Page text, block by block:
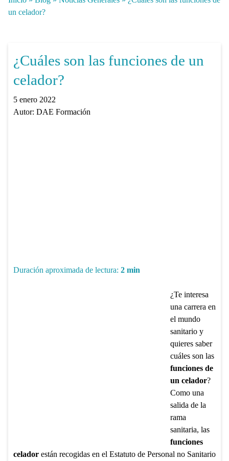
un celador?
¿Cuáles son las funciones de un
celador?
5 enero 2022
Autor: DAE Formación
Duración aproximada de lectura: 2 min
¿Te interesa
una carrera en
el mundo
sanitario y
quieres saber
cuáles son las
funciones de
un celador?
Como una
salida de la
rama
sanitaria, las
funciones
celadorestán recogidas en el Estatuto de Personal no Sanitario